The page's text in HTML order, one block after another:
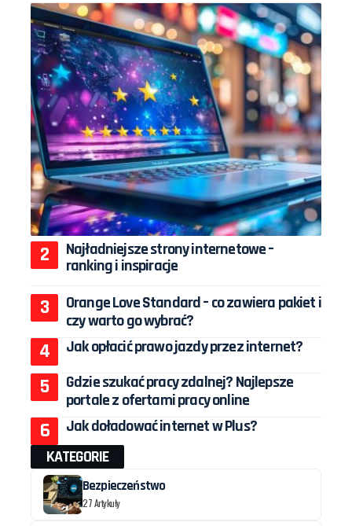
Najładniejsze strony internetowe –
ranking i inspiracje
Orange Love Standard – co zawiera pakiet i
czy warto go wybrać?
Jak opłacić prawo jazdy przez internet?
Gdzie szukać pracy zdalnej? Najlepsze
portale z ofertami pracy online
Jak doładować internet w Plus?
KATEGORIE
Bezpieczeństwo
27 Artykuły